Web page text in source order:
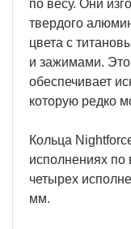
по весу. Они
твердого
цвета с
и зажимами. Это
обеспечивает
которую редко
Кольца
исполнениях по
четырех
мм.